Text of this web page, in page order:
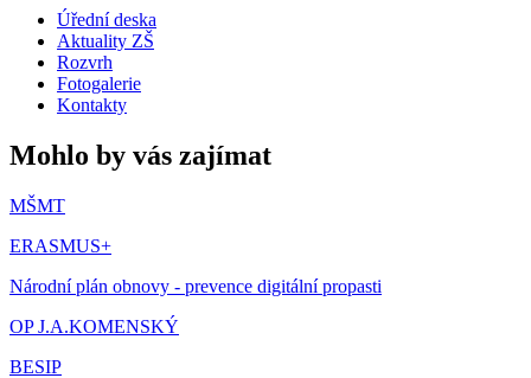
Úřední deska
Aktuality ZŠ
Rozvrh
Fotogalerie
Kontakty
Mohlo by vás zajímat
MŠMT
ERASMUS+
Národní plán obnovy - prevence digitální propasti
OP J.A.KOMENSKÝ
BESIP